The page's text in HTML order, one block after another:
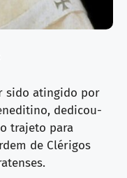
sido atingido por
dedicou-
trajeto para
de Clérigos